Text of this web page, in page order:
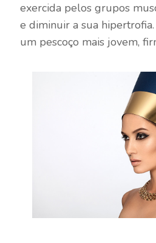
exercida pelos grupos
e diminuir a sua
um pescoço mais jovem,